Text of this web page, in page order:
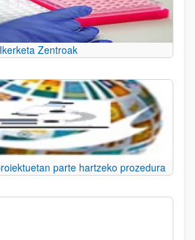
Ikerketa Zentroak
parte hartzeko prozedura